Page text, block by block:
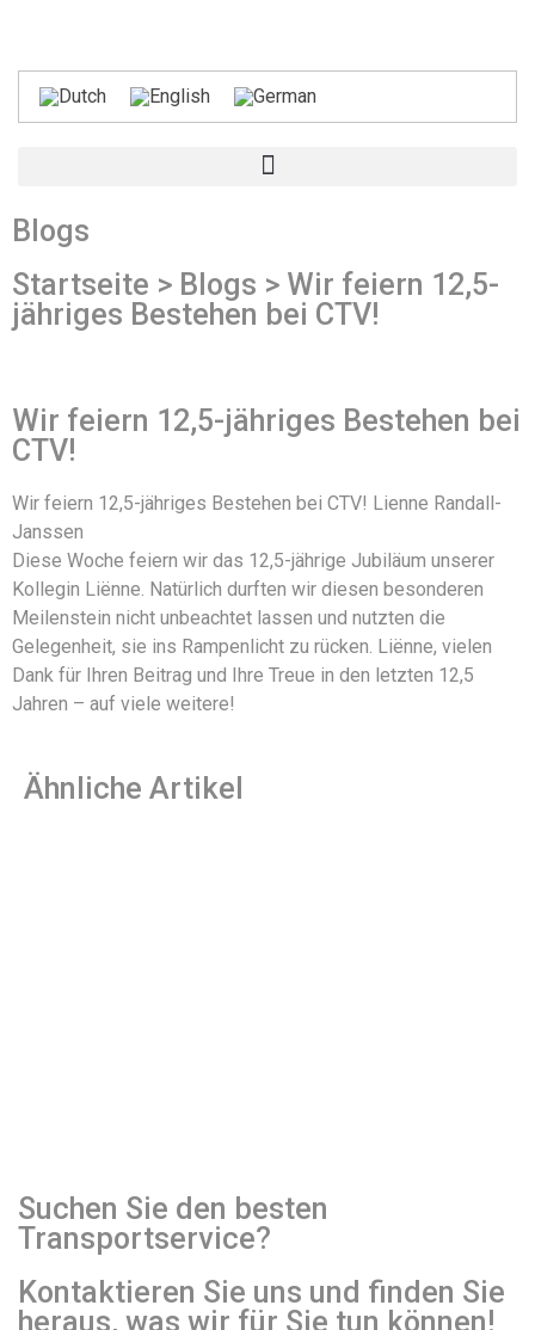
Blogs
Startseite > Blogs > Wir feiern 12,5-
jähriges Bestehen bei CTV!
Wir feiern 12,5-jähriges Bestehen bei
CTV!
Wir feiern 12,5-jähriges Bestehen bei CTV! Lienne Randall-
Janssen
Diese Woche feiern wir das 12,5-jährige Jubiläum unserer
Kollegin Liënne. Natürlich durften wir diesen besonderen
Meilenstein nicht unbeachtet lassen und nutzten die
Gelegenheit, sie ins Rampenlicht zu rücken. Liënne, vielen
Dank für Ihren Beitrag und Ihre Treue in den letzten 12,5
Jahren – auf viele weitere!
Ähnliche Artikel
Suchen Sie den besten
Transportservice?
Kontaktieren Sie uns und finden Sie
heraus, was wir für Sie tun können!